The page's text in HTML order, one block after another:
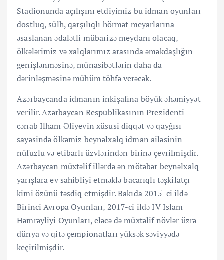
Stadionunda açılışını etdiyimiz bu idman oyunları
dostluq, sülh, qarşılıqlı hörmət meyarlarına
əsaslanan ədalətli mübarizə meydanı olacaq,
ölkələrimiz və xalqlarımız arasında əməkdaşlığın
genişlənməsinə, münasibətlərin daha da
dərinləşməsinə mühüm töhfə verəcək.
Azərbaycanda idmanın inkişafına böyük əhəmiyyət
verilir. Azərbaycan Respublikasının Prezidenti
cənab İlham Əliyevin xüsusi diqqət və qayğısı
sayəsində ölkəmiz beynəlxalq idman ailəsinin
nüfuzlu və etibarlı üzvlərindən birinə çevrilmişdir.
Azərbaycan müxtəlif illərdə ən mötəbər beynəlxalq
yarışlara ev sahibliyi etməklə bacarıqlı təşkilatçı
kimi özünü təsdiq etmişdir. Bakıda 2015-ci ildə
Birinci Avropa Oyunları, 2017-ci ildə IV İslam
Həmrəyliyi Oyunları, eləcə də müxtəlif növlər üzrə
dünya və qitə çempionatları yüksək səviyyədə
keçirilmişdir.